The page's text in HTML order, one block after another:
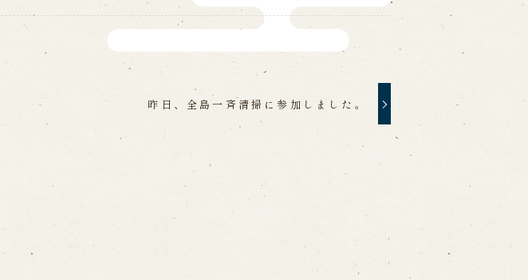
通販サイトうずのくに
うずの丘大鳴門橋記念館
昨日、全島一斉清掃に参加しました。